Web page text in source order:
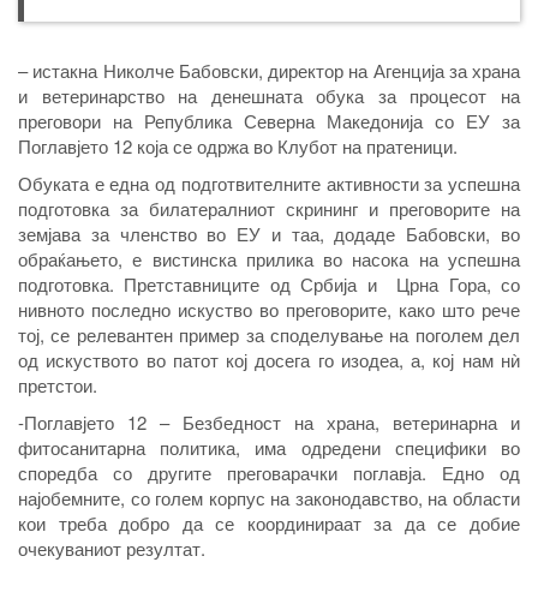
– истакна Николче Бабовски, директор на Агенција за храна
и ветеринарство на денешната обука за процесот на
преговори на Република Северна Македонија со ЕУ за
Поглавјето 12 која се одржа во Клубот на пратеници.
Обуката е една од подготвителните активности за успешна
подготовка за билатералниот скрининг и преговорите на
земјава за членство во ЕУ и таа, додаде Бабовски, во
обраќањето, е вистинска прилика во насока на успешна
подготовка. Претставниците од Србија и Црна Гора, со
нивното последно искуство во преговорите, како што рече
тој, се релевантен пример за споделување на поголем дел
од искуството во патот кој досега го изодеа, а, кој нам нѝ
претстои.
-Поглавјето 12 – Безбедност на храна, ветеринарна и
фитосанитарна политика, има одредени специфики во
споредба со другите преговарачки поглавја. Едно од
најобемните, со голем корпус на законодавство, на области
кои треба добро да се координираат за да се добие
очекуваниот резултат.